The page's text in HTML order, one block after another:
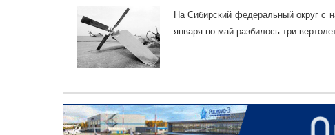
На Сибирский федеральный округ с
января по май разбилось три